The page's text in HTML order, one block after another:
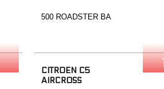
500 ROADSTER BA
CITROEN C5
AIRCROSS